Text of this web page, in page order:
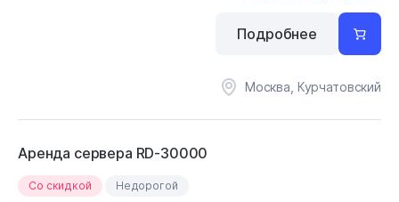
Москва, Курчатовский
Подробнее
Аренда сервера RD-30000
Cо скидкой Недорогой